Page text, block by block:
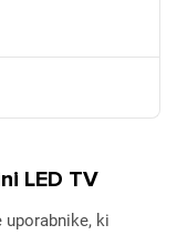
LED TV
uporabnike, ki